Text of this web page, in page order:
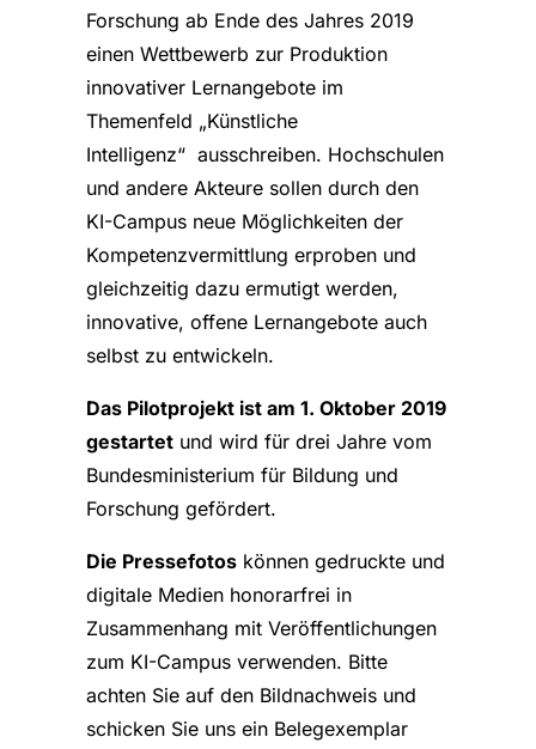
Forschung ab Ende des Jahres 2019
einen Wettbewerb zur Produktion
innovativer Lernangebote im
Themenfeld „Künstliche
Intelligenz“ ausschreiben. Hochschulen
und andere Akteure sollen durch den
KI-Campus neue Möglichkeiten der
Kompetenzvermittlung erproben und
gleichzeitig dazu ermutigt werden,
innovative, offene Lernangebote auch
selbst zu entwickeln.
Das Pilotprojekt ist am 1. Oktober 2019
gestartet und wird für drei Jahre vom
Bundesministerium für Bildung und
Forschung gefördert.
Die Pressefotos können gedruckte und
digitale Medien honorarfrei in
Zusammenhang mit Veröffentlichungen
zum KI-Campus verwenden. Bitte
achten Sie auf den Bildnachweis und
schicken Sie uns ein Belegexemplar